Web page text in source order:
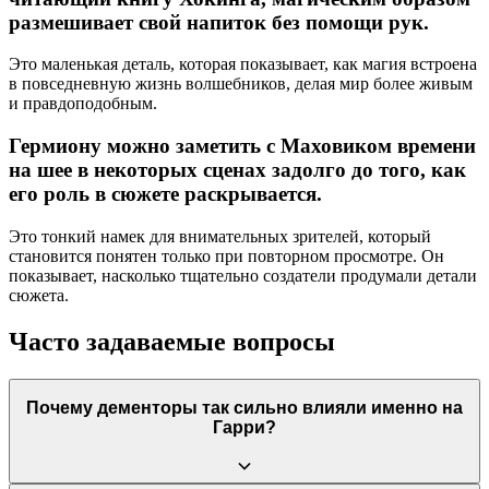
размешивает свой напиток без помощи рук.
Это маленькая деталь, которая показывает, как магия встроена
в повседневную жизнь волшебников, делая мир более живым
и правдоподобным.
Гермиону можно заметить с Маховиком времени
на шее в некоторых сценах задолго до того, как
его роль в сюжете раскрывается.
Это тонкий намек для внимательных зрителей, который
становится понятен только при повторном просмотре. Он
показывает, насколько тщательно создатели продумали детали
сюжета.
Часто задаваемые вопросы
Почему дементоры так сильно влияли именно на
Гарри?